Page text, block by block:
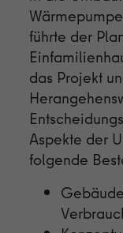
führte der
das Projekt
Aspekte der
folgende
Laufzeit 1
Zweck
Wir nutzen
wiedererkennen
können.
Name
Anbieter
Laufzeit 2
Externe Inhalte
Wir verwenden auf
zusätzliche